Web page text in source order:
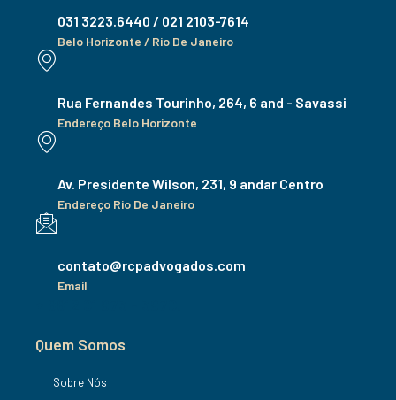
031 3223.6440 / 021 2103-7614
Belo Horizonte / Rio De Janeiro
Rua Fernandes Tourinho, 264, 6 and - Savassi
Endereço Belo Horizonte
Av. Presidente Wilson, 231, 9 andar Centro
Endereço Rio De Janeiro
contato@rcpadvogados.com
Email
Quem Somos
Sobre Nós